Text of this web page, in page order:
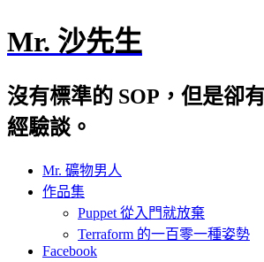
Mr. 沙先生
沒有標準的 SOP，但是卻
經驗談。
Mr. 礦物男人
作品集
Puppet 從入門就放棄
Terraform 的一百零一種姿勢
Facebook